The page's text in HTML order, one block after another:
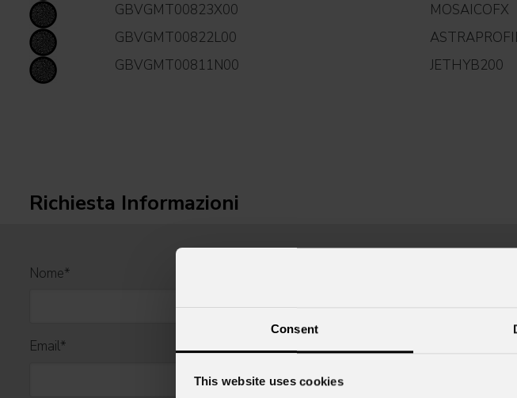
Consent
This website uses cookies
GBVGMT00823X00
MOSAICOFX
GBVGMT00822L00
GBVGMT00811N00
JETHYB200
Richiesta Informazioni
Nome*
Email*